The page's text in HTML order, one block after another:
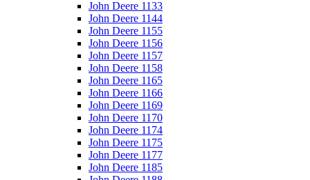
John Deere 1133
John Deere 1144
John Deere 1155
John Deere 1156
John Deere 1157
John Deere 1158
John Deere 1165
John Deere 1166
John Deere 1169
John Deere 1170
John Deere 1174
John Deere 1175
John Deere 1177
John Deere 1185